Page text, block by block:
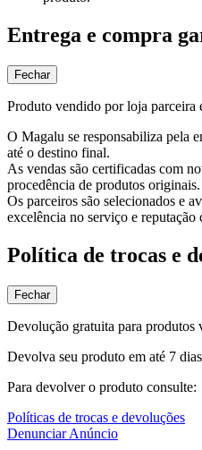
Entrega e compra
Fechar
Produto vendido por loja parceira
O Magalu se responsabiliza pela
até o destino final.
As vendas são certificadas com
procedência de produtos originais.
Os parceiros são selecionados e
excelência no serviço e reputação
Política de trocas e
Fechar
Devolução gratuita para produtos
Devolva seu produto em até 7
Para devolver o produto consulte:
Políticas de trocas e devoluções
Denunciar Anúncio